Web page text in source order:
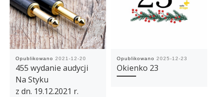
Opublikowano 2021-12-20
455 wydanie audycji
Na Styku
z dn. 19.12.2021 r.
Opublikowano 2025-12-23
Okienko 23